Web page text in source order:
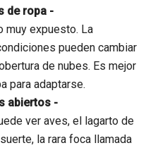
de ropa -
muy expuesto. La
pueden cambiar
de nubes. Es mejor
para adaptarse.
abiertos -
ver aves, el lagarto de
la rara foca llamada